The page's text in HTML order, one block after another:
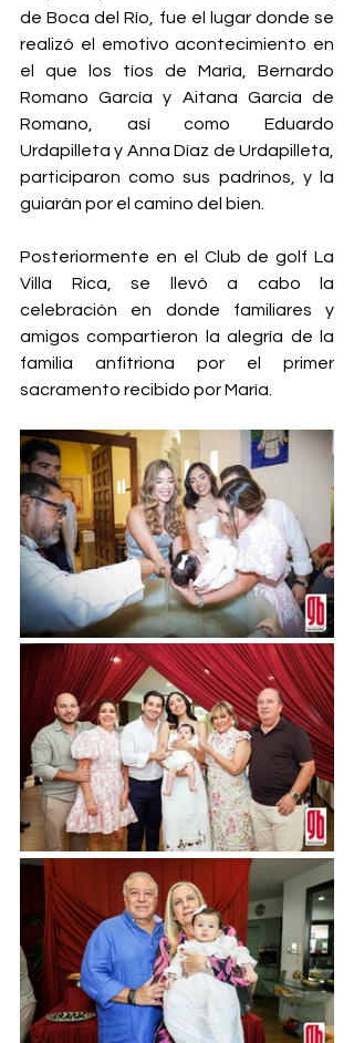
de Boca del Río, fue el lugar donde se
realizó el emotivo acontecimiento en
el que los tíos de María, Bernardo
Romano García y Aitana García de
Romano, así como Eduardo
Urdapilleta y Anna Díaz de Urdapilleta,
participaron como sus padrinos, y la
guiarán por el camino del bien.
Posteriormente en el Club de golf La
Villa Rica, se llevó a cabo la
celebración en donde familiares y
amigos compartieron la alegría de la
familia anfitriona por el primer
sacramento recibido por María.